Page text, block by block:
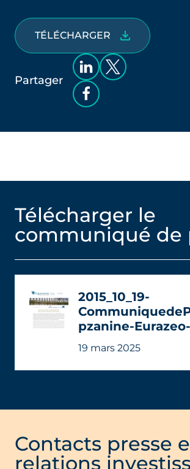
TÉLÉCHARGER
Partager
Télécharger le
communiqué de
2015_10_19-
pzanine-
19 mars 2025
Contacts presse
relations